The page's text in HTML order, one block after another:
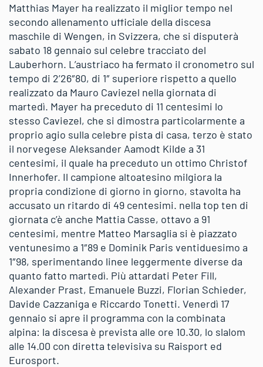
Matthias Mayer ha realizzato il miglior tempo nel
secondo allenamento ufficiale della discesa
maschile di Wengen, in Svizzera, che si disputerà
sabato 18 gennaio sul celebre tracciato del
Lauberhorn. L’austriaco ha fermato il cronometro sul
tempo di 2’26″80, di 1″ superiore rispetto a quello
realizzato da Mauro Caviezel nella giornata di
martedì. Mayer ha preceduto di 11 centesimi lo
stesso Caviezel, che si dimostra particolarmente a
proprio agio sulla celebre pista di casa, terzo è stato
il norvegese Aleksander Aamodt Kilde a 31
centesimi, il quale ha preceduto un ottimo Christof
Innerhofer. Il campione altoatesino milgiora la
propria condizione di giorno in giorno, stavolta ha
accusato un ritardo di 49 centesimi. nella top ten di
giornata c’è anche Mattia Casse, ottavo a 91
centesimi, mentre Matteo Marsaglia si è piazzato
ventunesimo a 1″89 e Dominik Paris ventiduesimo a
1″98, sperimentando linee leggermente diverse da
quanto fatto martedì. Più attardati Peter Fill,
Alexander Prast, Emanuele Buzzi, Florian Schieder,
Davide Cazzaniga e Riccardo Tonetti. Venerdì 17
gennaio si apre il programma con la combinata
alpina: la discesa è prevista alle ore 10.30, lo slalom
alle 14.00 con diretta televisiva su Raisport ed
Eurosport.